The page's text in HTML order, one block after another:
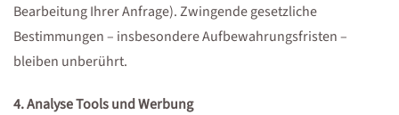
Bearbeitung Ihrer Anfrage). Zwingende gesetzliche
Bestimmungen – insbesondere Aufbewahrungsfristen –
bleiben unberührt.
4. Analyse Tools und Werbung